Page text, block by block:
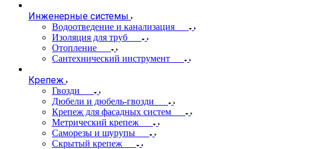
Инженерные системы
Водоотведение и канализация
Изоляция для труб
Отопление
Сантехнический инструмент
Крепеж
Гвозди
Дюбели и дюбель-гвозди
Крепеж для фасадных систем
Метрический крепеж
Саморезы и шурупы
Скрытый крепеж